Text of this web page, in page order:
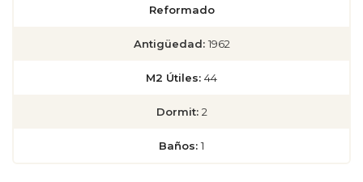
Reformado
Antigüedad: 1962
M2 Útiles: 44
Dormit: 2
Baños: 1